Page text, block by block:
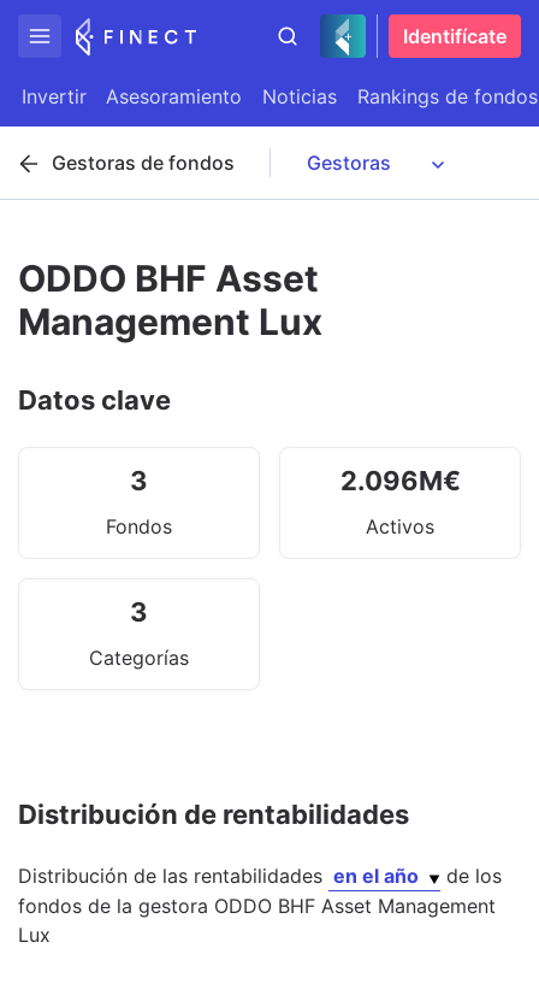
Identifícate
Invertir Asesoramiento Noticias Rankings de fondos
Gestoras de fondos
ODDO BHF Asset
Management Lux
Datos clave
3
Fondos
2.096M€
Activos
3
Categorías
Distribución de rentabilidades
Distribución de las rentabilidades en el año
de los
fondos de la gestora ODDO BHF Asset Management
Lux